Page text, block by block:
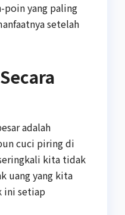
yang paling
setelah
adalah
cuci piring di
kita tidak
uang yang kita
ini setiap